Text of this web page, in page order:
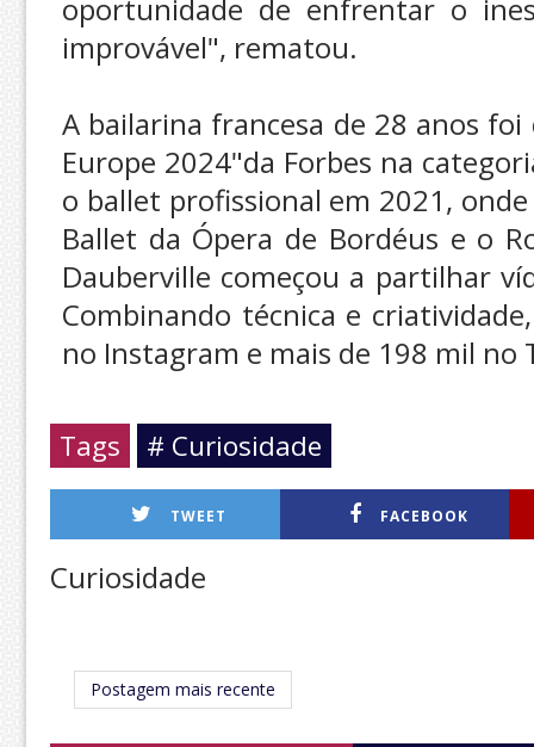
oportunidade de enfrentar o
improvável", rematou.
A bailarina francesa de 28 anos
Europe 2024"da Forbes na
o ballet profissional em 2021,
Ballet da Ópera de Bordéus e o
Dauberville começou a partilhar
Combinando técnica e
no Instagram e mais de 198 mil no
Tags # Curiosidade
TWEET FACEBOOK
Curiosidade
Postagem mais recente